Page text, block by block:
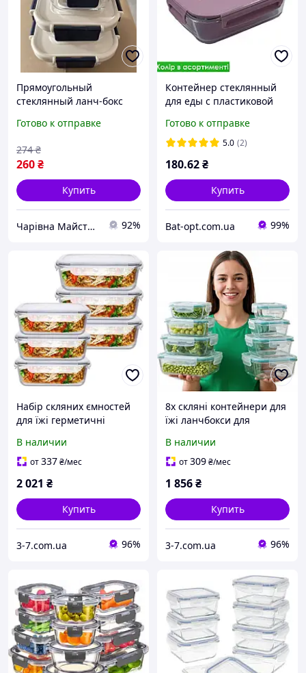
Прямоугольный
стеклянный ланч-бокс
пищи HM-BXWZ-102
Готово к отправке
260₴
274 ₴
Купить
Чарівна Майстерня 92%
Контейнер стеклянный
для еды с пластиковой
№BXW-1 1040мл
Готово к отправке
5.0 (2)
180.62₴
Купить
Bat-opt.com.ua 99%
Набір скляних ємностей
для їжі герметичні
В наличии
от337₴/мес
2 021 ₴
Купить
3-7.com.ua 96%
8x скляні контейнери для
їжі ланчбокси для
В наличии
от309₴/мес
1 856₴
Купить
3-7.com.ua 96%